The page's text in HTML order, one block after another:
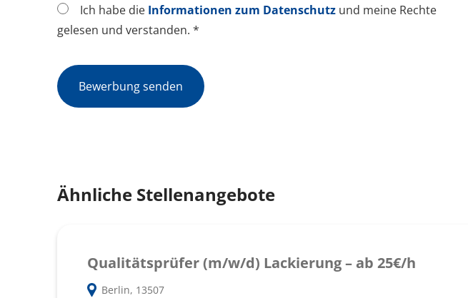
Ich habe die Informationen zum Datenschutz und meine Rechte
gelesen und verstanden. *
Bewerbung senden
Ähnliche Stellenangebote
Qualitätsprüfer (m/w/d) Lackierung – ab 25€/h
Berlin, 13507